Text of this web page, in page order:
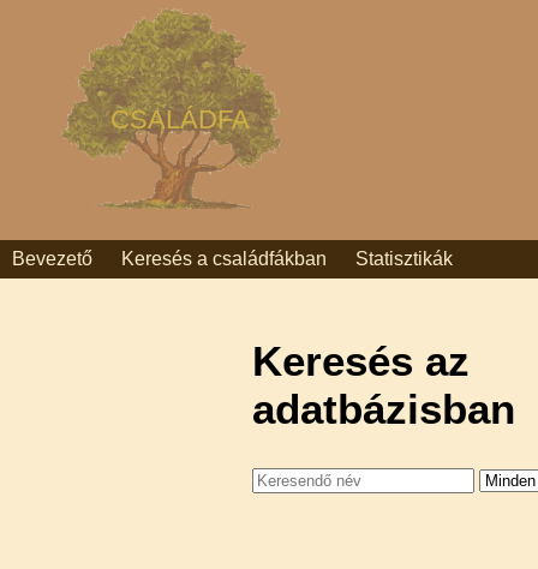
CSALÁDFA
Bevezető Keresés a családfákban Statisztikák
Keresés az
adatbázisban